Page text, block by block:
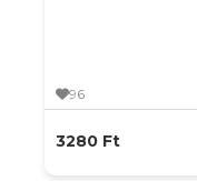
96
3280 Ft